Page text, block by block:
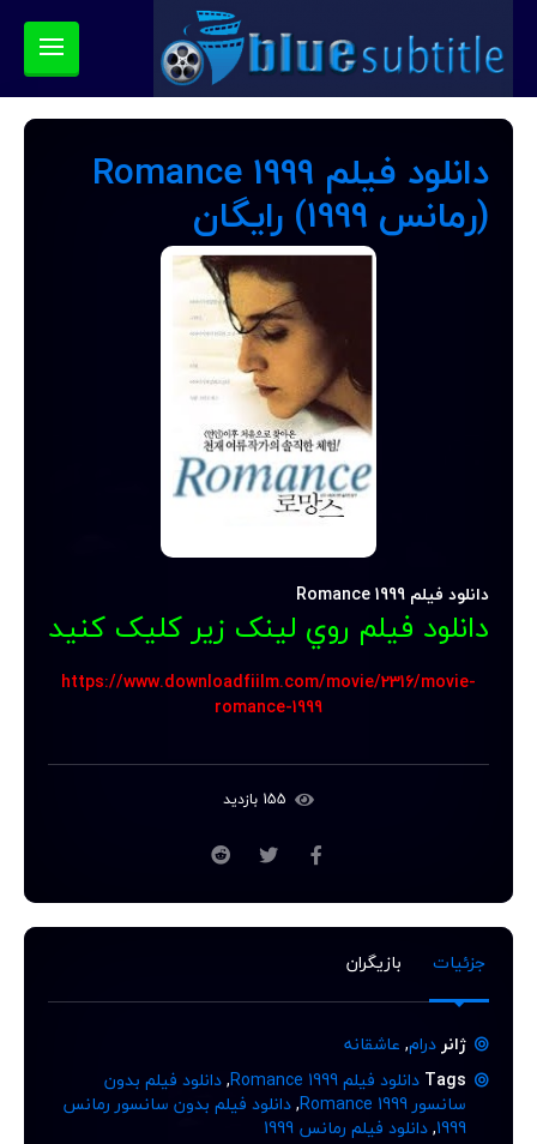
دانلود فیلم Romance 1999
(رمانس 1999) رایگان
دانلود فیلم Romance 1999
دانلود فيلم روي لينک زير کليک کنيد
https://www.downloadfiilm.com/movie/2316/movie-
romance-1999
جزئیات بازیگران
ژانردرام, عاشقانه
Tags دانلود فیلم Romance 1999 ,دانلود فیلم بدون
سانسور Romance 1999
,دانلود فیلم بدون سانسور رمانس
1999
,دانلود فیلم رمانس 1999